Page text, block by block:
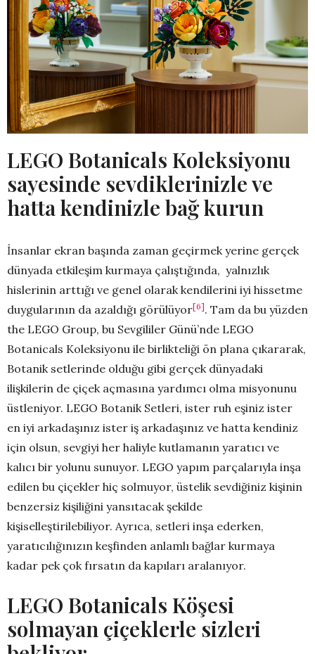
LEGO Botanicals Koleksiyonu
sayesinde sevdiklerinizle ve
hatta kendinizle bağ kurun
İnsanlar ekran başında zaman geçirmek yerine gerçek
dünyada etkileşim kurmaya çalıştığında, yalnızlık
hislerinin arttığı ve genel olarak kendilerini iyi hissetme
duygularının da azaldığı görülüyor[6]. Tam da bu yüzden
the LEGO Group, bu Sevgililer Günü’nde LEGO
Botanicals Koleksiyonu ile birlikteliği ön plana çıkararak,
Botanik setlerinde olduğu gibi gerçek dünyadaki
ilişkilerin de çiçek açmasına yardımcı olma misyonunu
üstleniyor. LEGO Botanik Setleri, ister ruh eşiniz ister
en iyi arkadaşınız ister iş arkadaşınız ve hatta kendiniz
için olsun, sevgiyi her haliyle kutlamanın yaratıcı ve
kalıcı bir yolunu sunuyor. LEGO yapım parçalarıyla inşa
edilen bu çiçekler hiç solmuyor, üstelik sevdiğiniz kişinin
benzersiz kişiliğini yansıtacak şekilde
kişiselleştirilebiliyor. Ayrıca, setleri inşa ederken,
yaratıcılığınızın keşfinden anlamlı bağlar kurmaya
kadar pek çok fırsatın da kapıları aralanıyor.
LEGO Botanicals Köşesi
solmayan çiçeklerle sizleri